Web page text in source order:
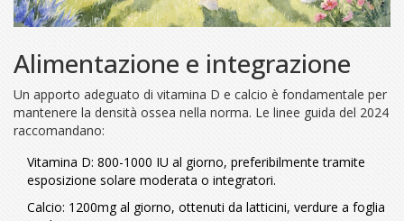
Alimentazione e integrazione
Un apporto adeguato di vitamina D e calcio è fondamentale per
mantenere la densità ossea nella norma. Le linee guida del 2024
raccomandano:
Vitamina D: 800-1000 IU al giorno, preferibilmente tramite
esposizione solare moderata o integratori.
Calcio: 1200mg al giorno, ottenuti da latticini, verdure a foglia